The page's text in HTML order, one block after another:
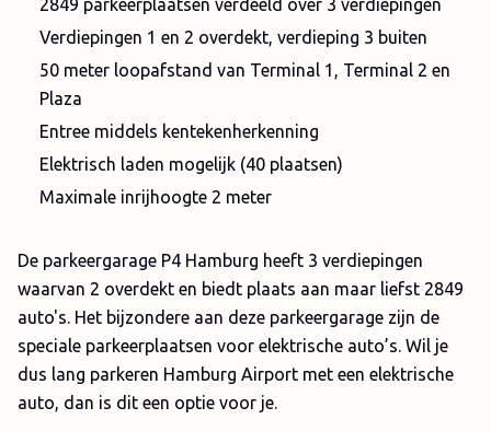
2849 parkeerplaatsen verdeeld over 3 verdiepingen
Verdiepingen 1 en 2 overdekt, verdieping 3 buiten
50 meter loopafstand van Terminal 1, Terminal 2 en
Plaza
Entree middels kentekenherkenning
Elektrisch laden mogelijk (40 plaatsen)
Maximale inrijhoogte 2 meter
De parkeergarage P4 Hamburg heeft 3 verdiepingen
waarvan 2 overdekt en biedt plaats aan maar liefst 2849
auto's. Het bijzondere aan deze parkeergarage zijn de
speciale parkeerplaatsen voor elektrische auto’s. Wil je
dus lang parkeren Hamburg Airport met een elektrische
auto, dan is dit een optie voor je.